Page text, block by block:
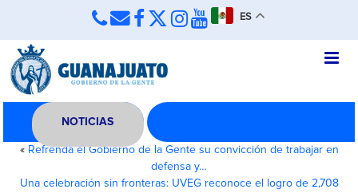
ES
NOTICIAS
« Refrenda el Gobierno de la Gente su convicción de trabajar en
defensa y…
Una celebración sin fronteras: UVEG reconoce el logro de 2,708